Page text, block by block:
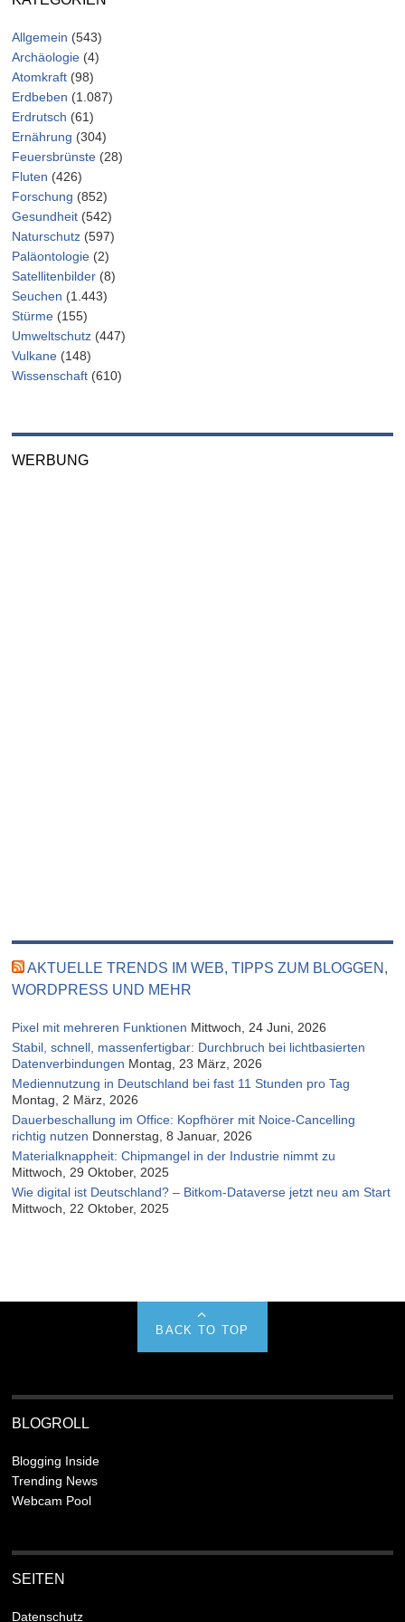
Allgemein (543)
Archäologie (4)
Atomkraft (98)
Erdbeben (1.087)
Erdrutsch (61)
Ernährung (304)
Feuersbrünste (28)
Fluten (426)
Forschung (852)
Gesundheit (542)
Naturschutz (597)
Paläontologie (2)
Satellitenbilder (8)
Seuchen (1.443)
Stürme (155)
Umweltschutz (447)
Vulkane (148)
Wissenschaft (610)
WERBUNG
AKTUELLE TRENDS IM WEB, TIPPS ZUM BLOGGEN,
WORDPRESS UND MEHR
Pixel mit mehreren Funktionen Mittwoch, 24 Juni, 2026
Stabil, schnell, massenfertigbar: Durchbruch bei lichtbasierten
Datenverbindungen Montag, 23 März, 2026
Mediennutzung in Deutschland bei fast 11 Stunden pro Tag
Montag, 2 März, 2026
Dauerbeschallung im Office: Kopfhörer mit Noice-Cancelling
richtig nutzen Donnerstag, 8 Januar, 2026
Materialknappheit: Chipmangel in der Industrie nimmt zu
Mittwoch, 29 Oktober, 2025
Wie digital ist Deutschland? – Bitkom-Dataverse jetzt neu am Start
Mittwoch, 22 Oktober, 2025
BACK TO TOP
BLOGROLL
Blogging Inside
Trending News
Webcam Pool
SEITEN
Datenschutz